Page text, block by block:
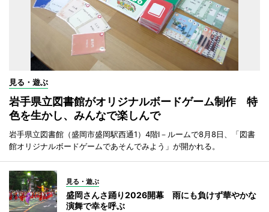
見る・遊ぶ
岩手県立図書館がオリジナルボードゲーム制作 特
色を生かし、みんなで楽しんで
岩手県立図書館（盛岡市盛岡駅西通1）4階I－ルームで8月8日、「図書
館オリジナルボードゲームであそんでみよう」が開かれる。
見る・遊ぶ
盛岡さんさ踊り2026開幕 雨にも負けず華やかな
演舞で幸を呼ぶ